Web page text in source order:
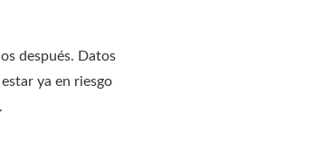
después. Datos
ya en riesgo